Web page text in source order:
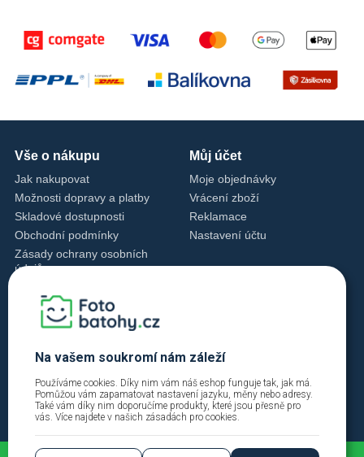
Vše o nákupu
Jak nakupovat
Možnosti dopravy a platby
Skladové dostupnosti
Obchodní podmínky
Zásady ochrany osobních
údajů
Zásady cookies
Můj účet
Moje objednávky
Vrácení zboží
Reklamace
Nastavení účtu
Kontakty
+420 720 762 432
Po - Pá 9:00 - 18:00
Na vašem soukromí nám záleží
Používáme cookies. Díky nim vám náš eshop funguje tak, jak má.
Pomůžou vám zapamatovat nastavení jazyku, měny nebo adresy.
Také vám díky nim doporučíme produkty, které jsou přesně pro
vás. Více najdete v našich zásadách pro cookies.